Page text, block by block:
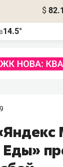
$
14.5°
Еды»